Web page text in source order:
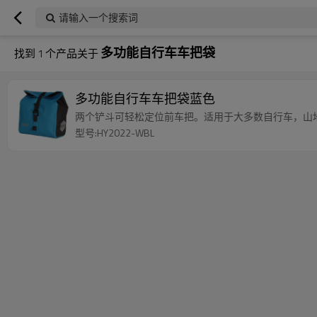
请输入一个搜索词
找到 1 个产品关于多功能自行车车把袋
多功能自行车车把袋蓝色
两个铲斗可轻松定位前车把。适用于大多数自行车，山
型号:HY2022-WBL